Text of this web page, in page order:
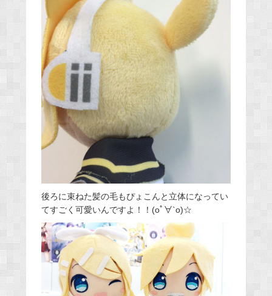
後ろに束ねた髪の毛もぴょこんと立体になってい
てすごく可愛いんですよ！！(oﾟ∀`o)☆